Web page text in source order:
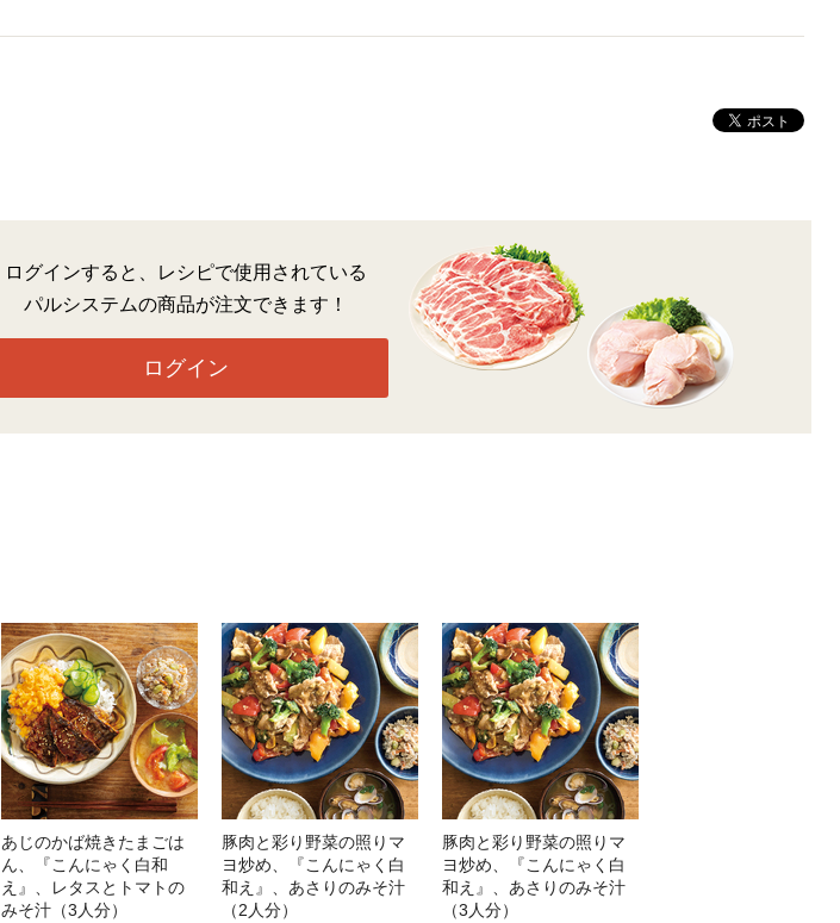
ログインすると、レシピで使用されている
パルシステムの商品が注文できます！
ログイン
あじのかば焼きたまごは
ん、『こんにゃく白和
え』、レタスとトマトの
みそ汁（3人分）
豚肉と彩り野菜の照りマ
ヨ炒め、『こんにゃく白
和え』、あさりのみそ汁
（2人分）
豚肉と彩り野菜の照りマ
ヨ炒め、『こんにゃく白
和え』、あさりのみそ汁
（3人分）